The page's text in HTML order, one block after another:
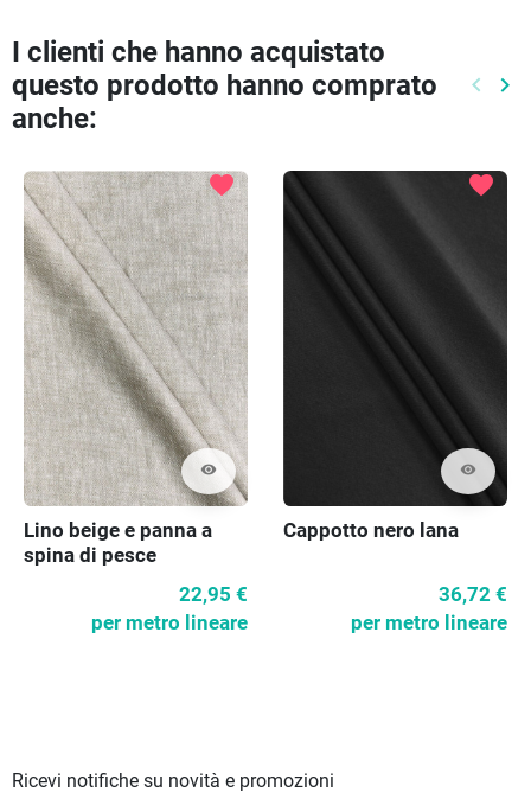
I clienti che hanno acquistato
questo prodotto hanno comprato
anche:
keyboard_arrow_left keyboard_arrow_right
visibility
favorite
Lino beige e panna a
spina di pesce
22,95 €
per metro lineare
visibility
favorite
Cappotto nero lana
36,72 €
per metro lineare
Ricevi notifiche su novità e promozioni